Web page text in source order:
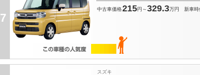
7
中古車価格215円～329.3万円 新車時
スズキ